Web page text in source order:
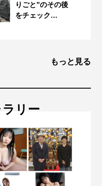
りごと”のその後
をチェック…
もっと見る
リー